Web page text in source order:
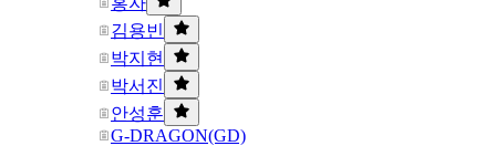
김용빈
박지현
박서진
안성훈
G-DRAGON(GD)